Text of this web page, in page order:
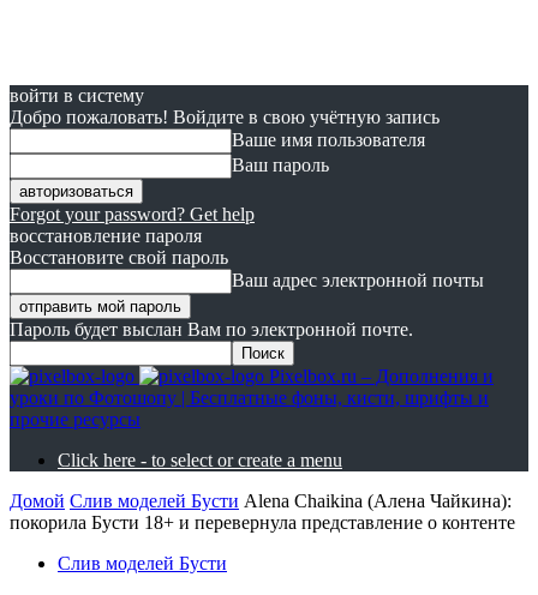
войти в систему
Добро пожаловать! Войдите в свою учётную запись
Ваше имя пользователя
Ваш пароль
Forgot your password? Get help
восстановление пароля
Восстановите свой пароль
Ваш адрес электронной почты
Пароль будет выслан Вам по электронной почте.
Pixelbox.ru – Дополнения и
уроки по Фотошопу | Бесплатные фоны, кисти, шрифты и
прочие ресурсы
Click here - to select or create a menu
Домой Слив моделей Бусти Alena Chaikina (Алена Чайкина):
покорила Бусти 18+ и перевернула представление о контенте
Слив моделей Бусти